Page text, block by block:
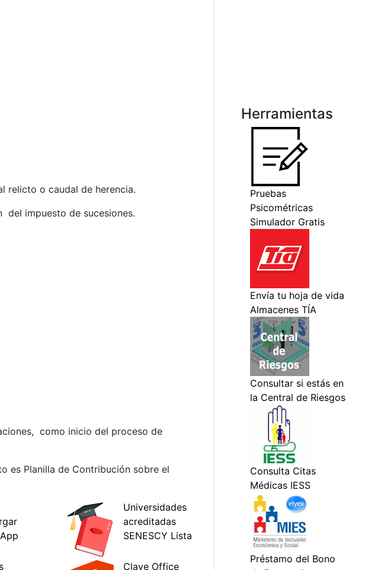
relicto o caudal de herencia.
impuesto de sucesiones.
como inicio del proceso de
es Planilla de Contribución sobre el
Herramientas